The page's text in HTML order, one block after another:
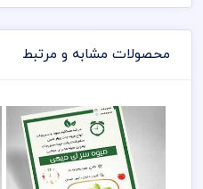
محصولات مشابه و مرتبط